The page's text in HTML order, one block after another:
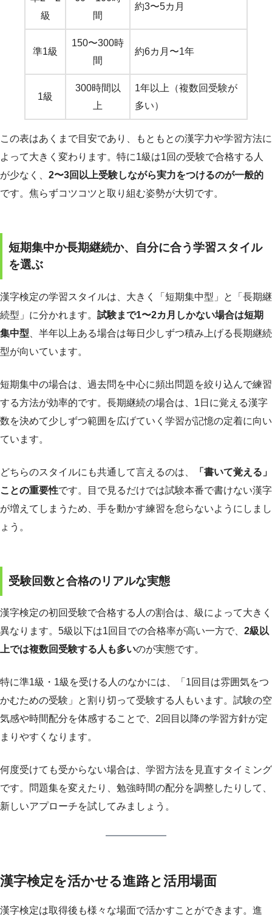
級
間
約3〜5カ月
準1級
150〜300時
間
約6カ月〜1年
1級
300時間以
上
1年以上（複数回受験が
多い）
この表はあくまで目安であり、もともとの漢字力や学習方法に
よって大きく変わります。特に1級は1回の受験で合格する人
が少なく、 2〜3回以上受験しながら実力をつけるのが一般的
です。焦らずコツコツと取り組む姿勢が大切です。
短期集中か長期継続か、自分に合う学習スタイル
を選ぶ
漢字検定の学習スタイルは、大きく「短期集中型」と「長期継
続型」に分かれます。 試験まで1〜2カ月しかない場合は短期
集中型 、半年以上ある場合は毎日少しずつ積み上げる長期継続
型が向いています。
短期集中の場合は、過去問を中心に頻出問題を絞り込んで練習
する方法が効率的です。長期継続の場合は、1日に覚える漢字
数を決めて少しずつ範囲を広げていく学習が記憶の定着に向い
ています。
どちらのスタイルにも共通して言えるのは、
「書いて覚える」
ことの重要性です。目で見るだけでは試験本番で書けない漢字
が増えてしまうため、手を動かす練習を怠らないようにしまし
ょう。
受験回数と合格のリアルな実態
漢字検定の初回受験で合格する人の割合は、級によって大きく
異なります。5級以下は1回目での合格率が高い一方で、 2級以
上では複数回受験する人も多いのが実態です。
特に準1級・1級を受ける人のなかには、「1回目は雰囲気をつ
かむための受験」と割り切って受験する人もいます。試験の空
気感や時間配分を体感することで、2回目以降の学習方針が定
まりやすくなります。
何度受けても受からない場合は、学習方法を見直すタイミング
です。問題集を変えたり、勉強時間の配分を調整したりして、
新しいアプローチを試してみましょう。
漢字検定を活かせる進路と活用場面
漢字検定は取得後も様々な場面で活かすことができます。進